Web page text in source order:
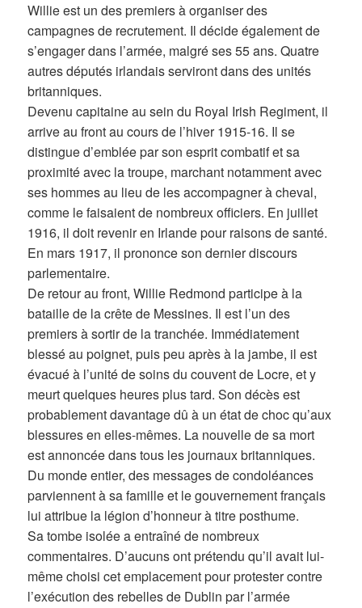
Willie est un des premiers à organiser des
campagnes de recrutement. Il décide également de
s’engager dans l’armée, malgré ses 55 ans. Quatre
autres députés irlandais serviront dans des unités
britanniques.
Devenu capitaine au sein du Royal Irish Regiment, il
arrive au front au cours de l’hiver 1915-16. Il se
distingue d’emblée par son esprit combatif et sa
proximité avec la troupe, marchant notamment avec
ses hommes au lieu de les accompagner à cheval,
comme le faisaient de nombreux officiers. En juillet
1916, il doit revenir en Irlande pour raisons de santé.
En mars 1917, il prononce son dernier discours
parlementaire.
De retour au front, Willie Redmond participe à la
bataille de la crête de Messines. Il est l’un des
premiers à sortir de la tranchée. Immédiatement
blessé au poignet, puis peu après à la jambe, il est
évacué à l’unité de soins du couvent de Locre, et y
meurt quelques heures plus tard. Son décès est
probablement davantage dû à un état de choc qu’aux
blessures en elles-mêmes. La nouvelle de sa mort
est annoncée dans tous les journaux britanniques.
Du monde entier, des messages de condoléances
parviennent à sa famille et le gouvernement français
lui attribue la légion d’honneur à titre posthume.
Sa tombe isolée a entraîné de nombreux
commentaires. D’aucuns ont prétendu qu’il avait lui-
même choisi cet emplacement pour protester contre
l’exécution des rebelles de Dublin par l’armée